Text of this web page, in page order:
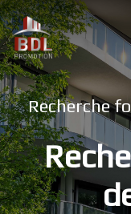
Recherche
Panneau de gestion